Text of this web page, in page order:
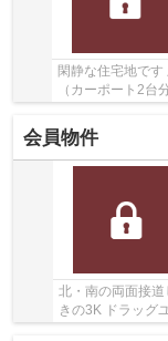
閑静な住宅地で
（カーポート2台
会員物件
北・南の両面接
きの3K ドラッグ